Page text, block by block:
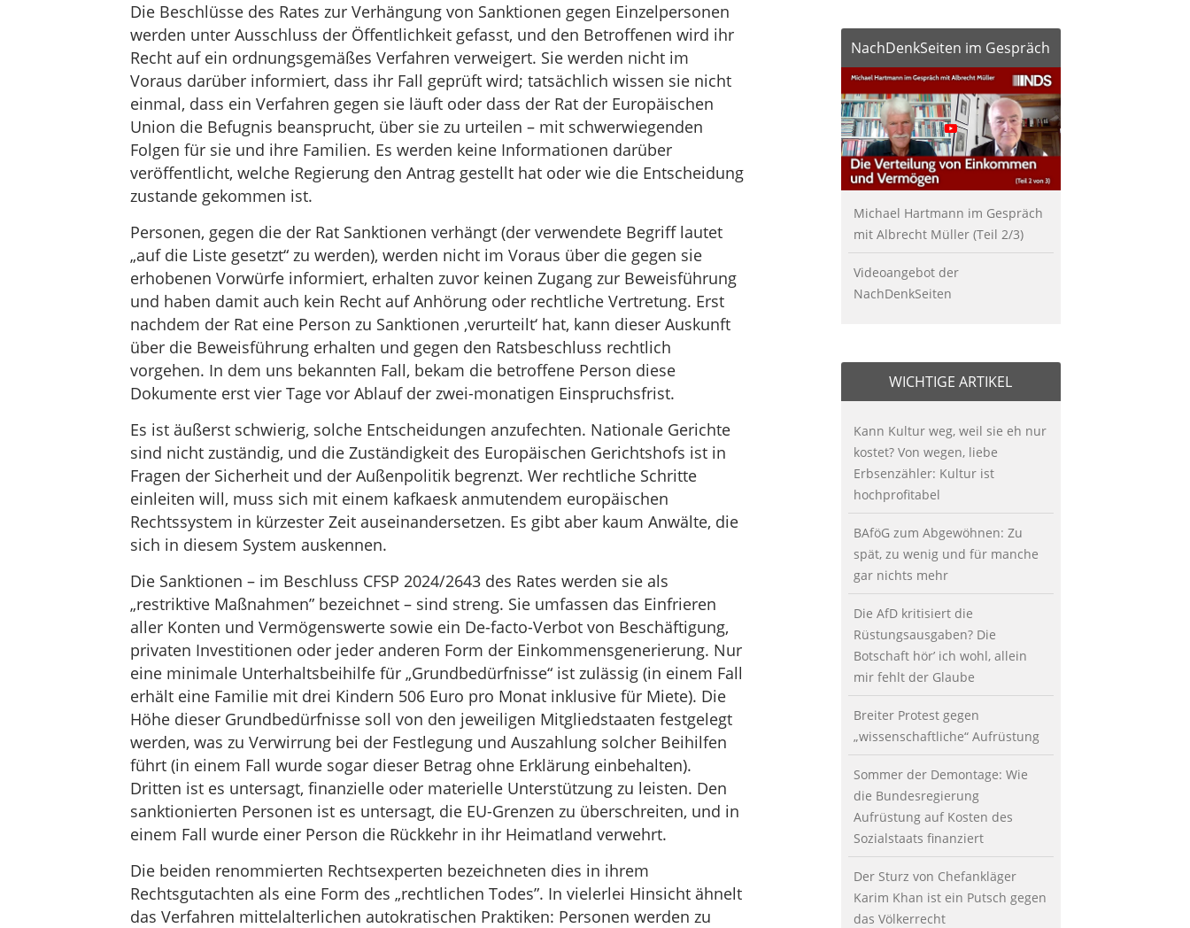
Die Beschlüsse des Rates zur Verhängung von Sanktionen gegen Einzelpersonen
werden unter Ausschluss der Öffentlichkeit gefasst, und den Betroffenen wird ihr
Recht auf ein ordnungsgemäßes Verfahren verweigert. Sie werden nicht im
Voraus darüber informiert, dass ihr Fall geprüft wird; tatsächlich wissen sie nicht
einmal, dass ein Verfahren gegen sie läuft oder dass der Rat der Europäischen
Union die Befugnis beansprucht, über sie zu urteilen – mit schwerwiegenden
Folgen für sie und ihre Familien. Es werden keine Informationen darüber
veröffentlicht, welche Regierung den Antrag gestellt hat oder wie die Entscheidung
zustande gekommen ist.
Personen, gegen die der Rat Sanktionen verhängt (der verwendete Begriff lautet
„auf die Liste gesetzt“ zu werden), werden nicht im Voraus über die gegen sie
erhobenen Vorwürfe informiert, erhalten zuvor keinen Zugang zur Beweisführung
und haben damit auch kein Recht auf Anhörung oder rechtliche Vertretung. Erst
nachdem der Rat eine Person zu Sanktionen ‚verurteilt‘ hat, kann dieser Auskunft
über die Beweisführung erhalten und gegen den Ratsbeschluss rechtlich
vorgehen. In dem uns bekannten Fall, bekam die betroffene Person diese
Dokumente erst vier Tage vor Ablauf der zwei-monatigen Einspruchsfrist.
Es ist äußerst schwierig, solche Entscheidungen anzufechten. Nationale Gerichte
sind nicht zuständig, und die Zuständigkeit des Europäischen Gerichtshofs ist in
Fragen der Sicherheit und der Außenpolitik begrenzt. Wer rechtliche Schritte
einleiten will, muss sich mit einem kafkaesk anmutendem europäischen
Rechtssystem in kürzester Zeit auseinandersetzen. Es gibt aber kaum Anwälte, die
sich in diesem System auskennen.
Die Sanktionen – im Beschluss CFSP 2024/2643 des Rates werden sie als
„restriktive Maßnahmen” bezeichnet – sind streng. Sie umfassen das Einfrieren
aller Konten und Vermögenswerte sowie ein De-facto-Verbot von Beschäftigung,
privaten Investitionen oder jeder anderen Form der Einkommensgenerierung. Nur
eine minimale Unterhaltsbeihilfe für „Grundbedürfnisse“ ist zulässig (in einem Fall
erhält eine Familie mit drei Kindern 506 Euro pro Monat inklusive für Miete). Die
Höhe dieser Grundbedürfnisse soll von den jeweiligen Mitgliedstaaten festgelegt
werden, was zu Verwirrung bei der Festlegung und Auszahlung solcher Beihilfen
führt (in einem Fall wurde sogar dieser Betrag ohne Erklärung einbehalten).
Dritten ist es untersagt, finanzielle oder materielle Unterstützung zu leisten. Den
sanktionierten Personen ist es untersagt, die EU-Grenzen zu überschreiten, und in
einem Fall wurde einer Person die Rückkehr in ihr Heimatland verwehrt.
Die beiden renommierten Rechtsexperten bezeichneten dies in ihrem
Rechtsgutachten als eine Form des „rechtlichen Todes”. In vielerlei Hinsicht ähnelt
das Verfahren mittelalterlichen autokratischen Praktiken: Personen werden zu
NachDenkSeiten im Gespräch
Michael Hartmann im Gespräch
mit Albrecht Müller (Teil 2/3)
Videoangebot der
NachDenkSeiten
WICHTIGE ARTIKEL
Kann Kultur weg, weil sie eh nur
kostet? Von wegen, liebe
Erbsenzähler: Kultur ist
hochprofitabel
BAföG zum Abgewöhnen: Zu
spät, zu wenig und für manche
gar nichts mehr
Die AfD kritisiert die
Rüstungsausgaben? Die
Botschaft hör’ ich wohl, allein
mir fehlt der Glaube
Breiter Protest gegen
„wissenschaftliche“ Aufrüstung
Sommer der Demontage: Wie
die Bundesregierung
Aufrüstung auf Kosten des
Sozialstaats finanziert
Der Sturz von Chefankläger
Karim Khan ist ein Putsch gegen
das Völkerrecht